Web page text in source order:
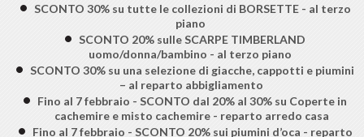
SCONTO 30% su tutte le collezioni di BORSETTE - al terzo
piano
SCONTO 20% sulle SCARPE TIMBERLAND
uomo/donna/bambino - al terzo piano
SCONTO 30% su una selezione di giacche, cappotti e piumini
– al reparto abbigliamento
Fino al 7 febbraio - SCONTO dal 20% al 30% su Coperte in
cachemire e misto cachemire - reparto arredo casa
Fino al 7 febbraio - SCONTO 20% sui piumini d’oca - reparto